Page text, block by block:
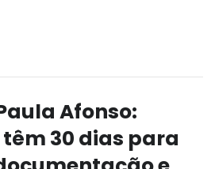
Afonso:
30 dias para